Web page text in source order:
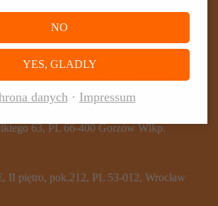
CIEBIE
Sp. z o.o. Sp.k.
63, PL 66-400 Gorzów Wlkp.
II piętro, pok.212, PL 53-012, Wrocław
NO
YES, GLADLY
danych Impressum